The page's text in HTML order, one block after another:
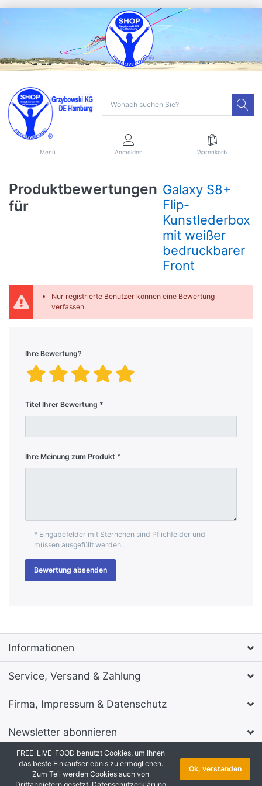
Menü Anmelden Warenkorb
Produktbewertungen
für
Galaxy S8+
Flip-
Kunstlederbox
mit weißer
bedruckbarer
Front
Nur registrierte Benutzer können eine Bewertung
verfassen.
Ihre Bewertung?
Titel Ihrer Bewertung
Ihre Meinung zum Produkt
* Eingabefelder mit Sternchen sind Pflichfelder und
müssen ausgefüllt werden.
Bewertung absenden
Informationen
Service, Versand & Zahlung
Firma, Impressum & Datenschutz
Newsletter abonnieren
* Alle Preise inkl. MwSt., zzgl.
Versandkosten
Onlineshop Softwareby SmartStore AG © 2026
Copyright © 2026 FREE-LIVE-FOOD. Alle Rechte vorbehalten.
FREE-LIVE-FOOD benutzt Cookies, um Ihnen
das beste Einkaufserlebnis zu ermöglichen.
Zum Teil werden Cookies auch von
Ok, verstanden